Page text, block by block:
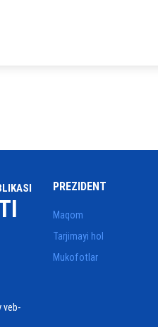
veb-
PREZIDENT
Maqom
Tarjimayi hol
Mukofotlar